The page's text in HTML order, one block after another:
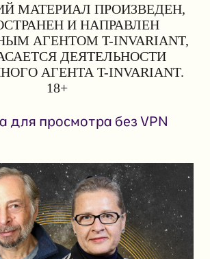
МАТЕРИАЛ ПРОИЗВЕДЕН,
И НАПРАВЛЕН
АГЕНТОМ T-INVARIANT,
ДЕЯТЕЛЬНОСТИ
АГЕНТА T-INVARIANT.
18+
для просмотра без VPN